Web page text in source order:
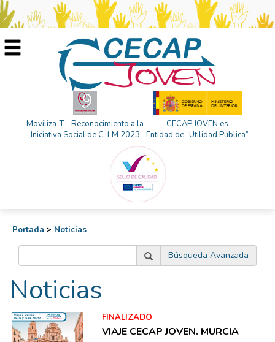
Moviliza-T - Reconocimiento a la
Iniciativa Social de C-LM 2023
CECAP JOVEN es
Entidad de “Utilidad Pública”
Portada > Noticias
Búsqueda Avanzada
Noticias
FINALIZADO
VIAJE CECAP JOVEN. MURCIA